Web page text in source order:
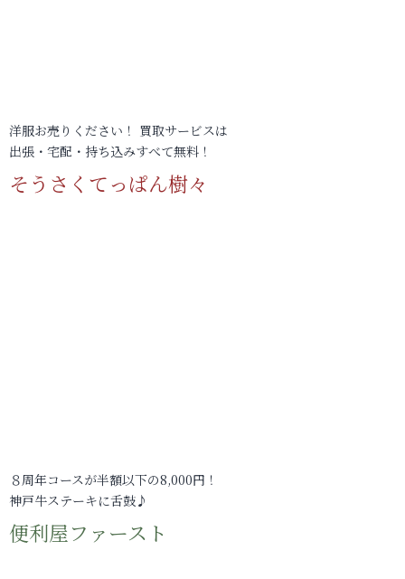
洋服お売りください！ 買取サービスは
出張・宅配・持ち込みすべて無料！
そうさくてっぱん樹々
８周年コースが半額以下の8,000円！
神戸牛ステーキに舌鼓♪
便利屋ファースト